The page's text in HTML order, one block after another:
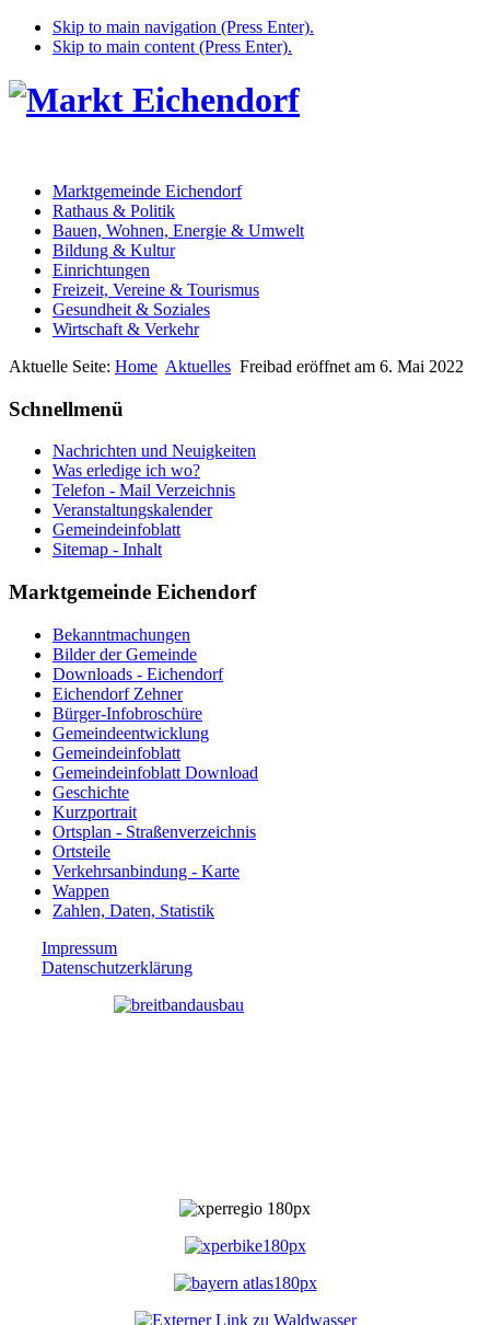
Skip to main navigation (Press Enter).
Skip to main content (Press Enter).
Marktgemeinde Eichendorf
Rathaus & Politik
Bauen, Wohnen, Energie & Umwelt
Bildung & Kultur
Einrichtungen
Freizeit, Vereine & Tourismus
Gesundheit & Soziales
Wirtschaft & Verkehr
Aktuelle Seite: Home Aktuelles Freibad eröffnet am 6. Mai 2022
Schnellmenü
Nachrichten und Neuigkeiten
Was erledige ich wo?
Telefon - Mail Verzeichnis
Veranstaltungskalender
Gemeindeinfoblatt
Sitemap - Inhalt
Marktgemeinde Eichendorf
Bekanntmachungen
Bilder der Gemeinde
Downloads - Eichendorf
Eichendorf Zehner
Bürger-Infobroschüre
Gemeindeentwicklung
Gemeindeinfoblatt
Gemeindeinfoblatt Download
Geschichte
Kurzportrait
Ortsplan - Straßenverzeichnis
Ortsteile
Verkehrsanbindung - Karte
Wappen
Zahlen, Daten, Statistik
Impressum
Datenschutzerklärung